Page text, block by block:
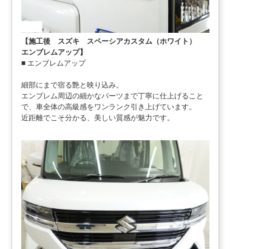
【施工後 スズキ スペーシアカスタム（ホワイト）
エンブレムアップ】
■ エンブレムアップ
細部にまで宿る艶と映り込み。
エンブレム周辺の細かなパーツまで丁寧に仕上げること
で、車全体の高級感をワンランク引き上げています。
近距離でこそ分かる、美しい質感が魅力です。